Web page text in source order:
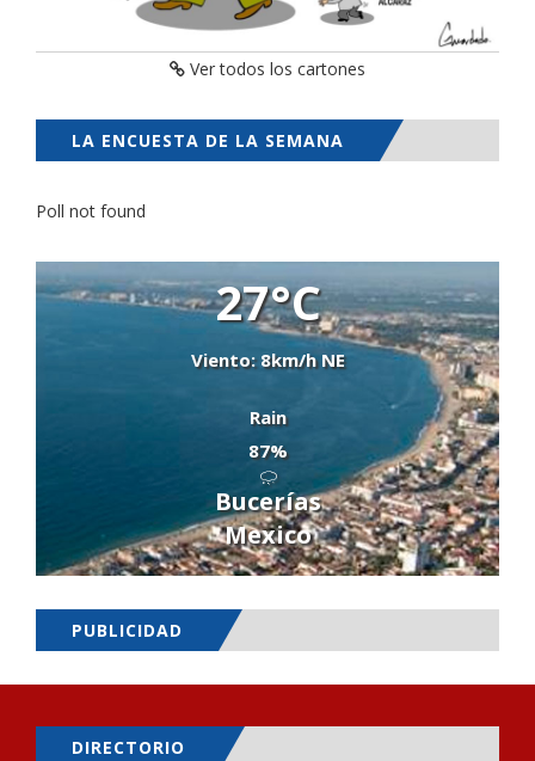
Ver todos los cartones
LA ENCUESTA DE LA SEMANA
Poll not found
27°C
Viento: 8km/h NE
Rain
87%
Bucerías
Mexico
PUBLICIDAD
DIRECTORIO